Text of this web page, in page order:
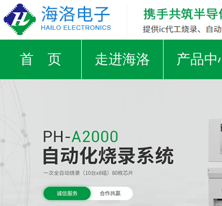
首 页 走进海洛 产品中
视频中心 新闻资讯